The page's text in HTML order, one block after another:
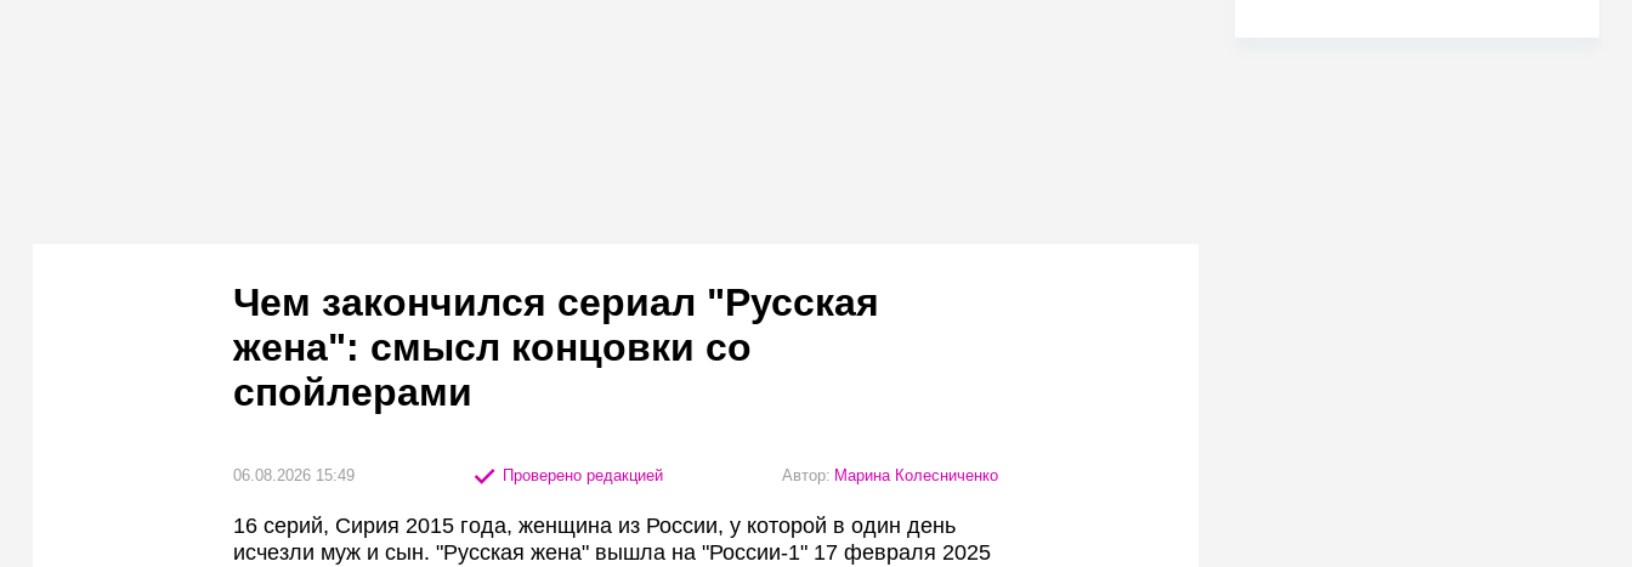
Чем закончился сериал "Русская
жена": смысл концовки со
спойлерами
06.08.2026 15:49 Проверено редакцией Автор: Марина Колесниченко
16 серий, Сирия 2015 года, женщина из России, у которой в один день
исчезли муж и сын. "Русская жена" вышла на "России-1" 17 февраля 2025